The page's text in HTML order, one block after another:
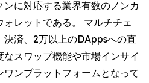
に対応する業界有数のノンカ
レットである。 マルチチェ
決済、2万以上のDAppsへの直
スワップ機能や市場インサイ
ワンプラットフォームとなって